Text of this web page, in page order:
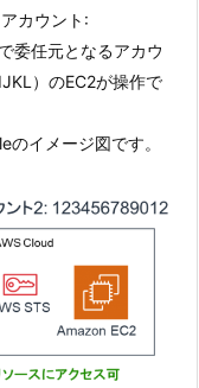
カウント:
委任元となるアカウ
）のEC2が操作で
イメージ図です。